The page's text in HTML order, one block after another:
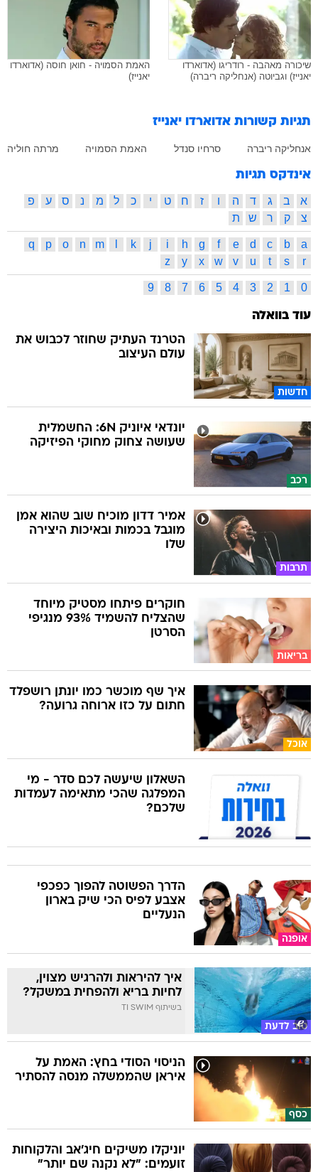
שיכורה מאהבה - רודריגו (אדוארדו
יאנייז) וגביוטה (אנחליקה ריברה)
האמת הסמויה - חואן חוסה (אדוארדו
יאנייז)
תגיות קשורות אדוארדו יאנייז
אנחליקה ריברה סרחיו סנדל האמת הסמויה מרתה חוליה
אינדקס תגיות
א ב ג ד ה ו ז ח ט י כ ל מ נ ס ע
פ
צ
ק ר ש ת
a
b
c
d
e
f
g
h
i
j
k
m
n
o
p
q
r
s
t
u
v
w
x
y
z
0
1
2
3
4
5
6
7
8
9
עוד בוואלה
חדשות
הטרנד העתיק שחוזר לכבוש את
עולם העיצוב
רכב
יונדאי איוניק 6N: החשמלית
שעושה צחוק מחוקי הפיזיקה
תרבות
אמיר דדון מוכיח שוב שהוא אמן
מוגבל בכמות ובאיכות היצירה
שלו
בריאות
חוקרים פיתחו מסטיק מיוחד
שהצליח להשמיד 93% מנגיפי
הסרטן
אוכל
איך שף מוכשר כמו יונתן רושפלד
חתום על כזו ארוחה גרועה?
השאלון שיעשה לכם סדר - מי
המפלגה שהכי מתאימה לעמדות
שלכם?
אופנה
הדרך הפשוטה להפוך כפכפי
אצבע לפיס הכי שיק בארון
הנעליים
טוב לדעת
איך להיראות ולהרגיש מצוין,
לחיות בריא ולהפחית במשקל?
בשיתוף TI SWIM
כסף
הניסוי הסודי בחץ: האמת על
איראן שהממשלה מנסה להסתיר
יוניקלו משיקים חיג'אב והלקוחות
זועמים: "לא נקנה שם יותר"